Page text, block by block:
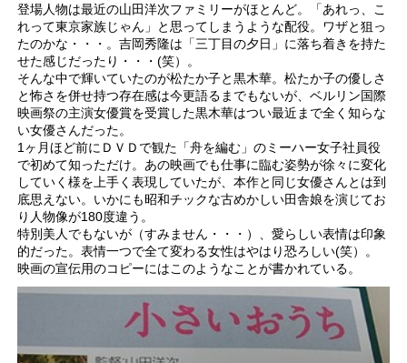
登場人物は最近の山田洋次ファミリーがほとんど。「あれっ、こ
れって東京家族じゃん」と思ってしまうような配役。ワザと狙っ
たのかな・・・。吉岡秀隆は「三丁目の夕日」に落ち着きを持た
せた感じだったり・・・(笑）。
そんな中で輝いていたのが松たか子と黒木華。松たか子の優しさ
と怖さを併せ持つ存在感は今更語るまでもないが、ベルリン国際
映画祭の主演女優賞を受賞した黒木華はつい最近まで全く知らな
い女優さんだった。
1ヶ月ほど前にＤＶＤで観た「舟を編む」のミーハー女子社員役
で初めて知っただけ。あの映画でも仕事に臨む姿勢が徐々に変化
していく様を上手く表現していたが、本作と同じ女優さんとは到
底思えない。いかにも昭和チックな古めかしい田舎娘を演じてお
り人物像が180度違う。
特別美人でもないが（すみません・・・）、愛らしい表情は印象
的だった。表情一つで全て変わる女性はやはり恐ろしい(笑）。
映画の宣伝用のコピーにはこのようなことが書かれている。